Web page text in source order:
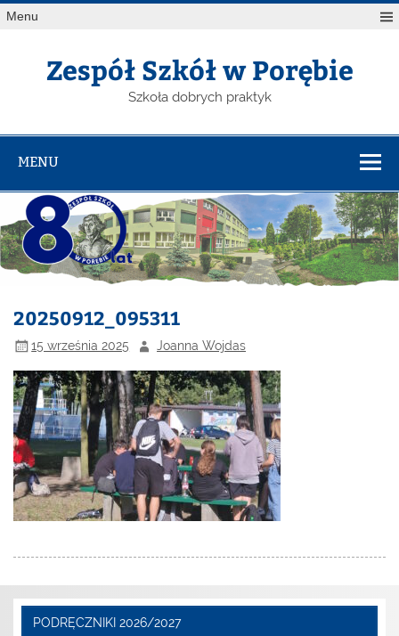
Menu
Zespół Szkół w Porębie
Szkoła dobrych praktyk
MENU
20250912_095311
15 września 2025 Joanna Wojdas
PODRĘCZNIKI 2026/2027